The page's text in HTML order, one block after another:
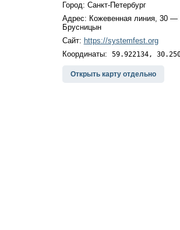
Город: Санкт-Петербург
Адрес: Кожевенная линия, 30 —
Брусницын
Сайт: https://systemfest.org
Координаты: 59.922134,
Открыть карту отдельно